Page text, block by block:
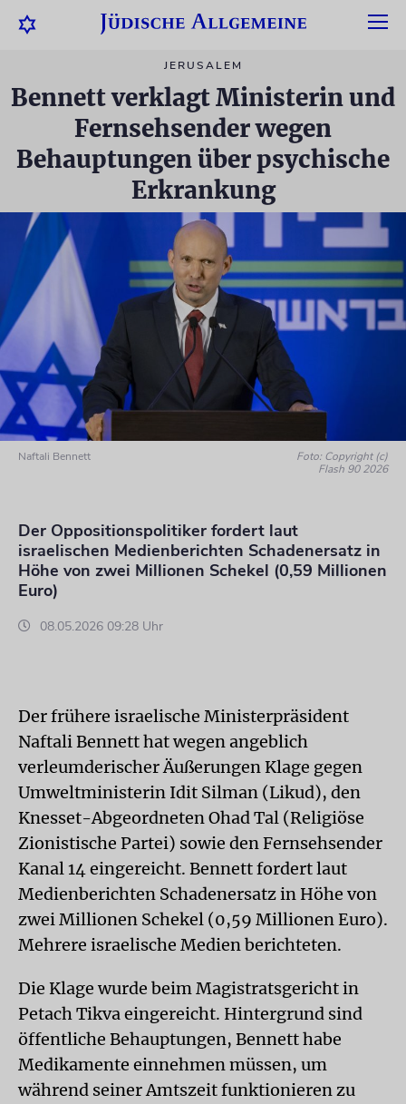
JERUSALEM
Bennett verklagt Ministerin und
Fernsehsender wegen
Behauptungen über psychische
Erkrankung
Naftali Bennett
Foto: Copyright (c)
Flash 90 2026
Der Oppositionspolitiker fordert laut
israelischen Medienberichten Schadenersatz in
Höhe von zwei Millionen Schekel (0,59 Millionen
Euro)
08.05.2026 09:28 Uhr
Der frühere israelische Ministerpräsident
Naftali Bennett hat wegen angeblich
verleumderischer Äußerungen Klage gegen
Umweltministerin Idit Silman (Likud), den
Knesset-Abgeordneten Ohad Tal (Religiöse
Zionistische Partei) sowie den Fernsehsender
Kanal 14 eingereicht. Bennett fordert laut
Medienberichten Schadenersatz in Höhe von
zwei Millionen Schekel (0,59 Millionen Euro).
Mehrere israelische Medien berichteten.
Die Klage wurde beim Magistratsgericht in
Petach Tikva eingereicht. Hintergrund sind
öffentliche Behauptungen, Bennett habe
Medikamente einnehmen müssen, um
während seiner Amtszeit funktionieren zu